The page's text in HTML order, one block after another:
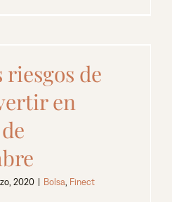
de
en
2020 Bolsa, Finect